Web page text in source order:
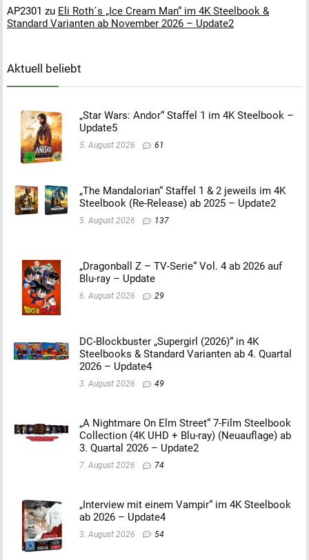
AP2301 zu Eli Roth´s „Ice Cream Man“ im 4K Steelbook &
Standard Varianten ab November 2026 – Update2
Aktuell beliebt
„Star Wars: Andor“ Staffel 1 im 4K Steelbook –
Update5
5. August 2026 61
„The Mandalorian“ Staffel 1 & 2 jeweils im 4K
Steelbook (Re-Release) ab 2025 – Update2
5. August 2026 137
„Dragonball Z – TV-Serie“ Vol. 4 ab 2026 auf
Blu-ray – Update
6. August 2026 29
DC-Blockbuster „Supergirl (2026)“ in 4K
Steelbooks & Standard Varianten ab 4. Quartal
2026 – Update4
3. August 2026 49
„A Nightmare On Elm Street“ 7-Film Steelbook
Collection (4K UHD + Blu-ray) (Neuauflage) ab
3. Quartal 2026 – Update2
7. August 2026 74
„Interview mit einem Vampir“ im 4K Steelbook
ab 2026 – Update4
3. August 2026 54